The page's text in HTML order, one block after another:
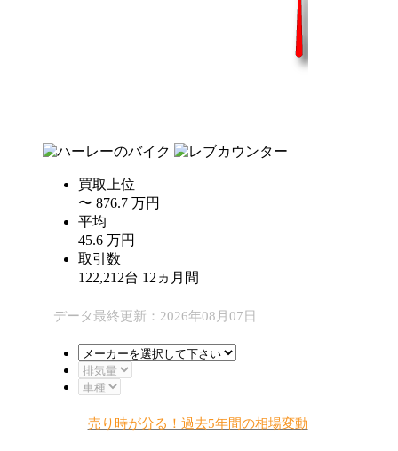
買取上位
〜 876.7 万円
平均
45.6 万円
取引数
122,212台 12 ヵ月間
データ最終更新：2026年08月07日
売り時が分る！過去5年間の相場変動